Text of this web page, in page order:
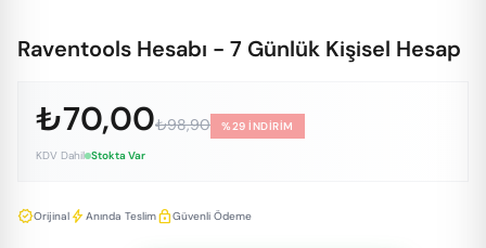
Raventools Hesabı - 7 Günlük Kişisel Hesap
₺70,00₺98,90 %29 İNDİRİM
KDV Dahil Stokta Var
verifiedOrijinal boltAnında TeslimlockGüvenli Ödeme